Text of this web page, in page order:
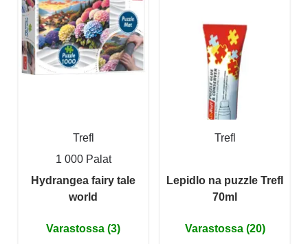
Trefl
1 000 Palat
Hydrangea fairy tale
world
Varastossa (3)
Trefl
Lepidlo na puzzle Trefl
70ml
Varastossa (20)